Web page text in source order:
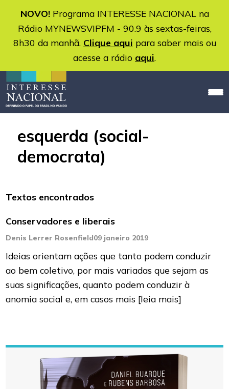
NOVO!Programa INTERESSE NACIONAL na
Rádio MYNEWSVIPFM - 90.9 às sextas-feiras,
8h30 da manhã. Clique aqui para saber mais ou
acesse a rádio aqui.
esquerda (social-
democrata)
Textos encontrados
Conservadores e liberais
Denis Lerrer Rosenfield09 janeiro 2019
Ideias orientam ações que tanto podem conduzir
ao bem coletivo, por mais variadas que sejam as
suas significações, quanto podem conduzir à
anomia social e, em casos mais [leia mais]